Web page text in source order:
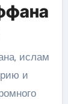
ислам
и